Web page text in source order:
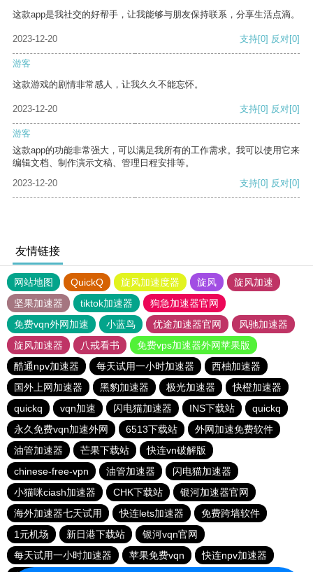
这款app是我社交的好帮手，让我能够与朋友保持联系，分享生活点滴。
2023-12-20 支持[0] 反对[0]
游客
这款游戏的剧情非常感人，让我久久不能忘怀。
2023-12-20 支持[0] 反对[0]
游客
这款app的功能非常强大，可以满足我所有的工作需求。我可以使用它来
编辑文档、制作演示文稿、管理日程安排等。
2023-12-20
支持[0] 反对[0]
友情链接
网站地图 QuickQ 旋风加速度器 旋风
旋风加速
坚果加速器
tiktok加速器
狗急加速器官网
免费vqn外网加速
小蓝鸟 优途加速器官网
风驰加速器
旋风加速器
八戒看书
免费vps加速器外网苹果版
酷通npv加速器
每天试用一小时加速器
西柚加速器
国外上网加速器
黑豹加速器 极光加速器
快橙加速器
quickq
vqn加速 闪电猫加速器 INS下载站
quickq
永久免费vqn加速外网
6513下载站
外网加速免费软件
油管加速器
芒果下载站
快连vn破解版
chinese-free-vpn
油管加速器
闪电猫加速器
小猫咪ciash加速器
CHK下载站
银河加速器官网
海外加速器七天试用
快连lets加速器
免费跨墙软件
1元机场
新日港下载站
银河vqn官网
每天试用一小时加速器
苹果免费vqn
快连npv加速器